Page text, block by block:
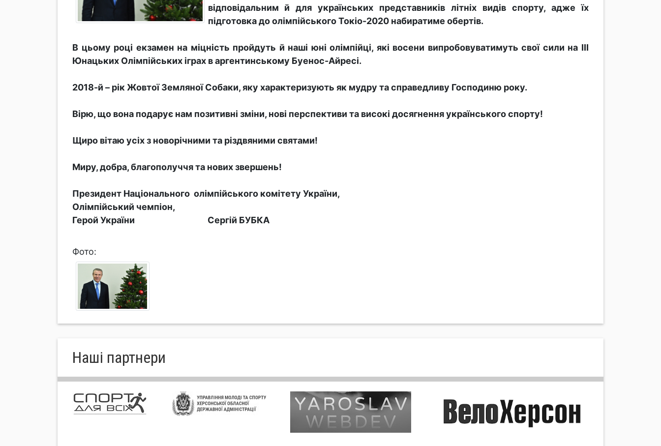
відповідальним й для українських представників літніх видів спорту, адже їх
підготовка до олімпійського Токіо-2020 набиратиме обертів.
В цьому році екзамен на міцність пройдуть й наші юні олімпійці, які восени випробовуватимуть свої сили на ІІІ
Юнацьких Олімпійських іграх в аргентинському Буенос-Айресі.
2018-й – рік Жовтої Земляної Собаки, яку характеризують як мудру та справедливу Господиню року.
Вірю, що вона подарує нам позитивні зміни, нові перспективи та високі досягнення українського спорту!
Щиро вітаю усіх з новорічними та різдвяними святами!
Миру, добра, благополуччя та нових звершень!
Президент Національного олімпійського комітету України,
Олімпійський чемпіон,
Герой України Сергій БУБКА
Фото:
Нашi партнери